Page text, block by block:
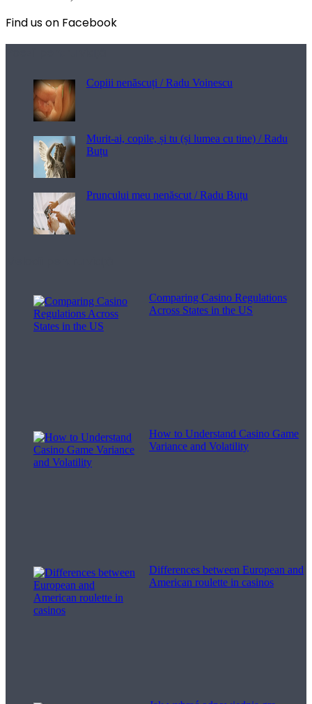
Find us on Facebook
Copiii nenăscuți / Radu Voinescu
Murit-ai, copile, și tu (și lumea cu tine) / Radu
Buțu
Pruncului meu nenăscut / Radu Buțu
Comparing Casino Regulations
Across States in the US
How to Understand Casino Game
Variance and Volatility
Differences between European and
American roulette in casinos